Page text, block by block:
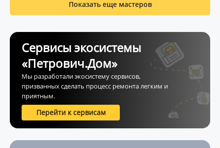
Показать еще мастеров
Сервисы экосистемы
«Петрович.Дом»
Мы разработали экосистему сервисов,
призванных сделать процесс ремонта легким и
приятным.
Перейти к сервисам